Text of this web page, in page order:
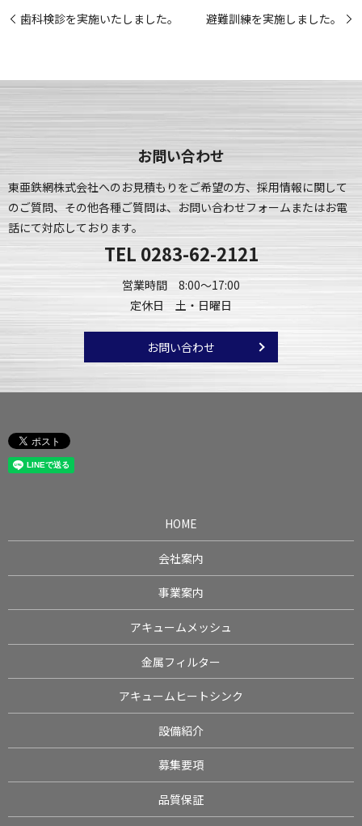
歯科検診を実施いたしました。 避難訓練を実施しました。
お問い合わせ
東亜鉄網株式会社へのお見積もりをご希望の方、採用情報に関して
のご質問、 その他各種ご質問は、お問い合わせフォームまたはお電
話にて対応しております。
TEL 0283-62-2121
営業時間 8:00～17:00
定休日 土・日曜日
お問い合わせ
HOME
会社案内
事業案内
アキュームメッシュ
金属フィルター
アキュームヒートシンク
設備紹介
募集要項
品質保証